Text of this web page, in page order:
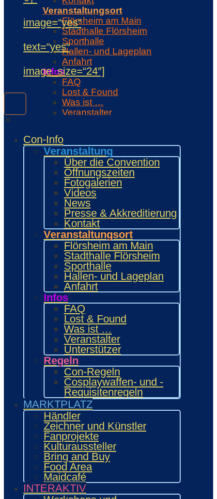
image=“yes“
text=“yes“
image_size=“24″]
✕
Con-Info
Veranstaltung
Über die Convention
Öffnungszeiten
Fotogalerien
Videos
News
Presse & Akkreditierung
Kontakt
Veranstaltungsort
Flörsheim am Main
Stadthalle Flörsheim
Sporthalle
Hallen- und Lageplan
Anfahrt
Infos
FAQ
Lost & Found
Was ist …
Veranstalter
Unterstützer
Regeln
Con-Regeln
Cosplaywaffen- und -
Requisitenregeln
MARKTPLATZ
Händler
Zeichner und Künstler
Fanprojekte
Kulturaussteller
Bring and Buy
Food Area
Maidcafé
INTERAKTIV
Veranstaltungsort
Flörsheim am Main
Stadthalle Flörsheim
Sporthalle
Hallen- und Lageplan
Anfahrt
Infos
FAQ
Lost & Found
Was ist …
Veranstalter
Con-Regeln
Cosplaywaffen- und -
Requisitenregeln
MARKTPLATZ
Händler
Zeichner und Künstler
Fanprojekte
Kulturaussteller
Bring and Buy
Food Area
Maidcafé
INTERAKTIV
Workshops und Präsentationen
Gamesroom
Trading Card Games (TCG)
Brettspiele
Karaoke
Wettbewerbe
ENTERTAINMENT
Ehrengäste
Showacts
Anime-Kino
Kulturprogramm
Cosplayball
Programm
Programm 2026
Wie.MAI.KAI App
Vergangenes Con-Programm
Bewerbung
Händler
Zeichner & Künstler
Aussteller & Fanprojekte
Showacts
Workshops & Präsentationen
Helfende